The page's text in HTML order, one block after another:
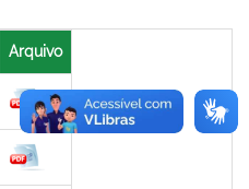
Arquivo